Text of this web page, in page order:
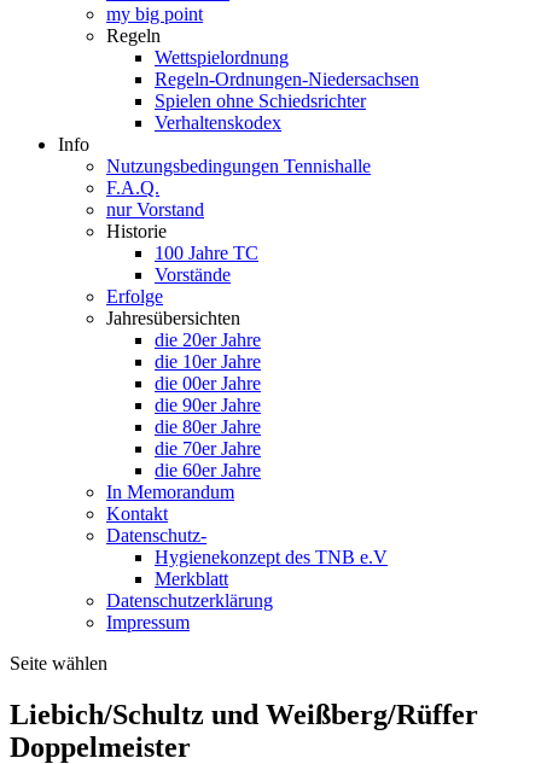
my big point
Regeln
Wettspielordnung
Regeln-Ordnungen-Niedersachsen
Spielen ohne Schiedsrichter
Verhaltenskodex
Info
Nutzungsbedingungen Tennishalle
F.A.Q.
nur Vorstand
Historie
100 Jahre TC
Vorstände
Erfolge
Jahresübersichten
die 20er Jahre
die 10er Jahre
die 00er Jahre
die 90er Jahre
die 80er Jahre
die 70er Jahre
die 60er Jahre
In Memorandum
Kontakt
Datenschutz-
Hygienekonzept des TNB e.V
Merkblatt
Datenschutzerklärung
Impressum
Seite wählen
Liebich/Schultz und Weißberg/Rüffer
Doppelmeister